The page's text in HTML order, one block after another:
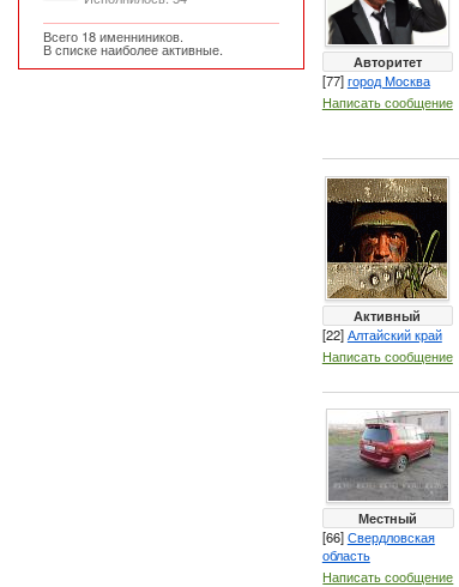
Авторитет
[77]город Москва
Написать сообщение
Активный
[22]Алтайский край
Написать сообщение
Местный
[66]Свердловская
область
Написать сообщение
Всего 18 именниников.
В списке наиболее активные.